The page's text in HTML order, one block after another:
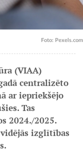
Foto: Pexels.com
(VIAA)
centralizēto
ar iepriekšējo
Tas
2024./2025.
izglītības